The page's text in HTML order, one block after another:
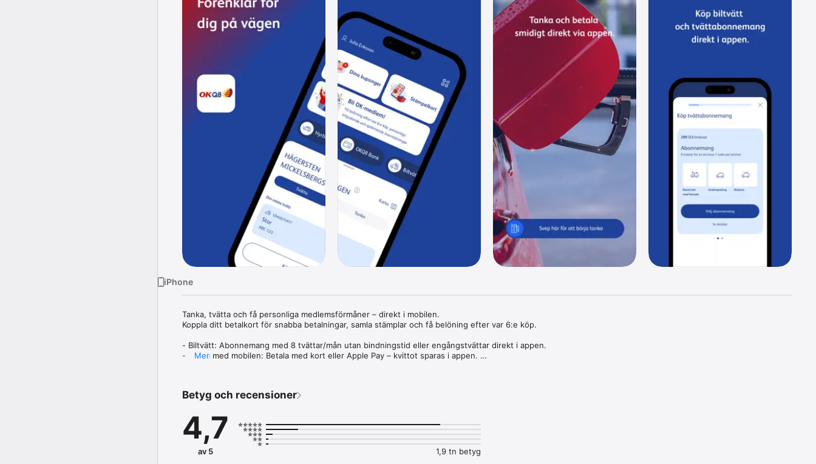
iPhone
Tanka, tvätta och få personliga medlemsförmåner – direkt i mobilen.
Koppla ditt betalkort för snabba betalningar, samla stämplar och få belöning efter var 6:e köp.
- Biltvätt: Abonnemang med 8 tvättar/mån utan bindningstid eller engångstvättar direkt i appen.
- Tanka med mobilen: Betala med kort eller Apple Pay – kvittot sparas i appen.
Mer
Betyg och recensioner
4,7
av 5 1,9 tn betyg